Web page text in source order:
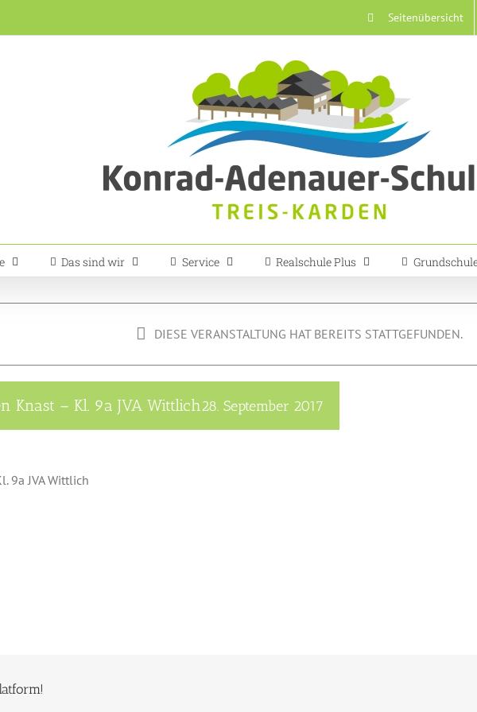
Seitenübersicht
Das sind wir Service Realschule Plus
DIESE VERANSTALTUNG HAT BEREITS STATTGEFUNDEN.
Knast – Kl. 9a JVA Wittlich28. September 2017
9a JVA Wittlich